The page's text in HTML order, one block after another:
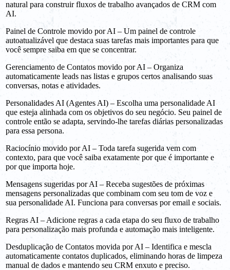
natural para construir fluxos de trabalho avançados de CRM com
AI.
Painel de Controle movido por AI – Um painel de controle
autoatualizável que destaca suas tarefas mais importantes para que
você sempre saiba em que se concentrar.
Gerenciamento de Contatos movido por AI – Organiza
automaticamente leads nas listas e grupos certos analisando suas
conversas, notas e atividades.
Personalidades AI (Agentes AI) – Escolha uma personalidade AI
que esteja alinhada com os objetivos do seu negócio. Seu painel de
controle então se adapta, servindo-lhe tarefas diárias personalizadas
para essa persona.
Raciocínio movido por AI – Toda tarefa sugerida vem com
contexto, para que você saiba exatamente por que é importante e
por que importa hoje.
Mensagens sugeridas por AI – Receba sugestões de próximas
mensagens personalizadas que combinam com seu tom de voz e
sua personalidade AI. Funciona para conversas por email e sociais.
Regras AI – Adicione regras a cada etapa do seu fluxo de trabalho
para personalização mais profunda e automação mais inteligente.
Desduplicação de Contatos movida por AI – Identifica e mescla
automaticamente contatos duplicados, eliminando horas de limpeza
manual de dados e mantendo seu CRM enxuto e preciso.